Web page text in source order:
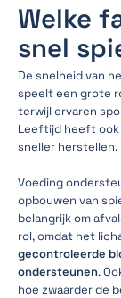
Welke
snel
De snelheid van
speelt een grote
terwijl ervaren
Leeftijd heeft ook
sneller herstellen.
Voeding
opbouwen van
belangrijk om
rol, omdat het
gecontroleerde
ondersteunen.
hoe zwaarder de